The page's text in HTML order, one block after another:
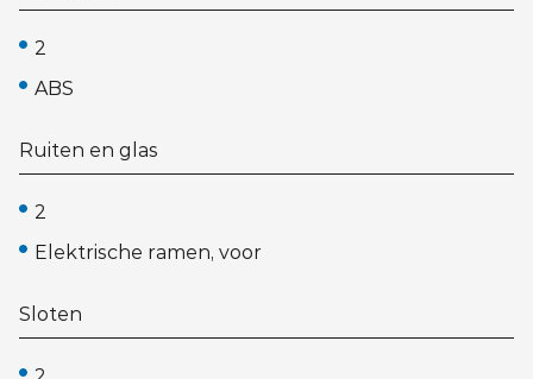
2
ABS
Ruiten en glas
2
Elektrische ramen, voor
Sloten